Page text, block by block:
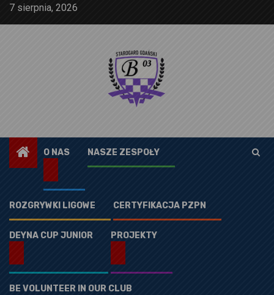
Skip7 sierpnia, 2026
O NAS NASZE ZESPOŁY
ROZGRYWKI LIGOWE CERTYFIKACJA PZPN
DEYNA CUP JUNIOR PROJEKTY
BE VOLUNTEER IN OUR CLUB